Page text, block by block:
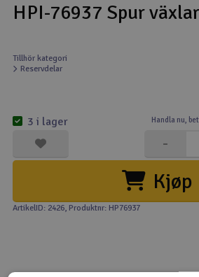
Drönare för FPV
Flygplan
Kamerautrustning
Modellbygg- och
Modelljärnväg
HPI-76937 Spur
Tillhör kategori
Reservdelar
Handla nu,
Kjøp
-
3 i lager
ArtikelID: 2426, Produktnr: HP76937